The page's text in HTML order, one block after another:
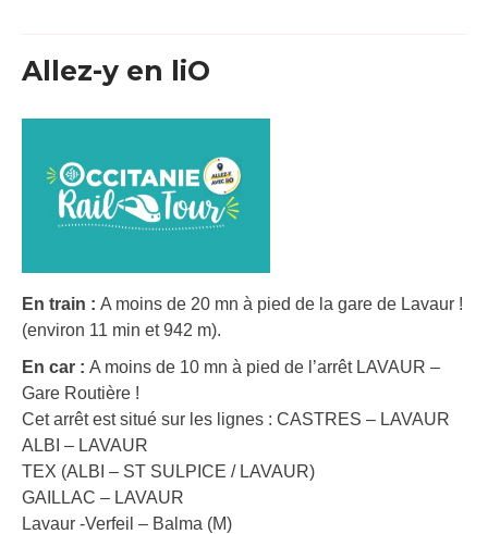
Allez-y en liO
En train : A moins de 20 mn à pied de la gare de Lavaur !
(environ 11 min et 942 m).
En car : A moins de 10 mn à pied de l’arrêt LAVAUR –
Gare Routière !
Cet arrêt est situé sur les lignes : CASTRES – LAVAUR
ALBI – LAVAUR
TEX (ALBI – ST SULPICE / LAVAUR)
GAILLAC – LAVAUR
Lavaur -Verfeil – Balma (M)